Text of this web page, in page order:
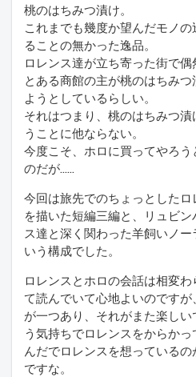
桃のはちみつ漬け。
これまでも幾度か望んだモノ
ることの無かった逸品。
ロレンス達が立ち寄った街で偶
とある商館の主が桃のはちみ
ようとしているらしい。
それはつまり、桃のはちみつ
うことに他ならない。
今度こそ、ホロに買ってやろう
のだが……
今回は旅先でのちょっとした
を描いた短編三編と、リュビ
ス達と深く関わった羊飼いノ
いう構成でした。
ロレンスとホロの会話は相変
て読んでいて心地よいのです
が一つあり、それがまた楽し
う気持ちでロレンスをからか
んだでロレンスを想っている
ですな。